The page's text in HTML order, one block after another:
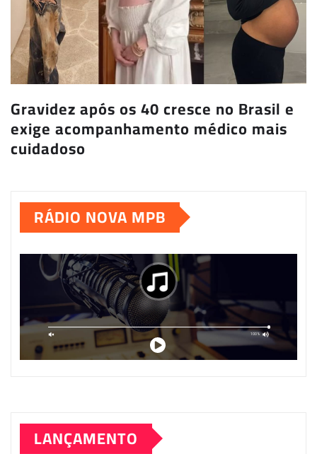
Gravidez após os 40 cresce no Brasil e
exige acompanhamento médico mais
cuidadoso
RÁDIO NOVA MPB
LANÇAMENTO